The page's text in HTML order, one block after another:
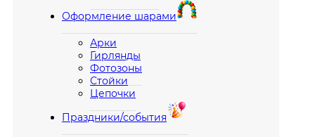
Оформление шарами
Арки
Гирлянды
Фотозоны
Стойки
Цепочки
Праздники/события